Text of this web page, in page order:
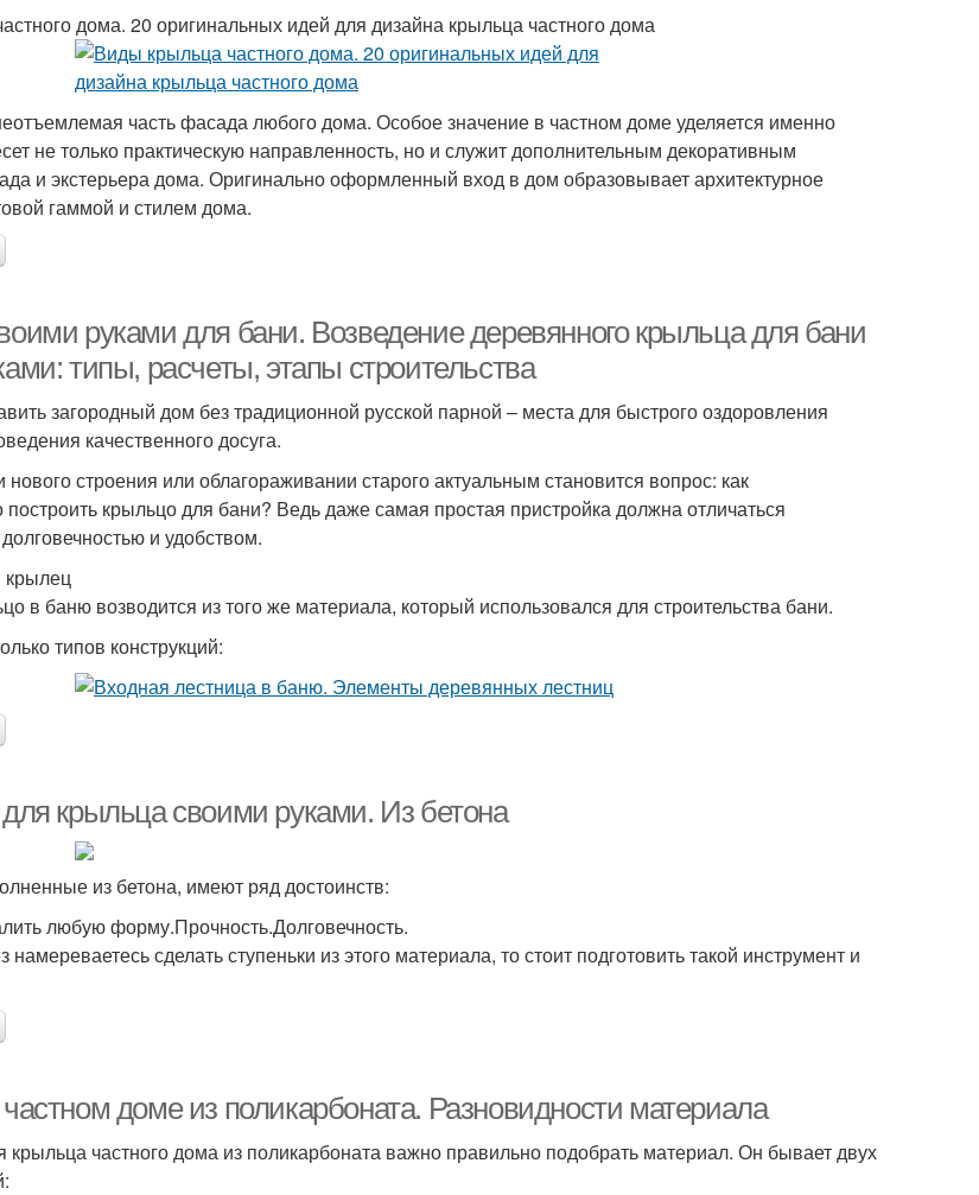
дома. 20 оригинальных идей для дизайна крыльца частного дома
часть фасада любого дома. Особое значение в частном доме уделяется именно
не только практическую направленность, но и служит дополнительным декоративным
и экстерьера дома. Оригинально оформленный вход в дом образовывает архитектурное
гаммой и стилем дома.
руками для бани. Возведение деревянного крыльца для бани
типы, расчеты, этапы строительства
загородный дом без традиционной русской парной – места для быстрого оздоровления
качественного досуга.
строения или облагораживании старого актуальным становится вопрос: как
построить крыльцо для бани? Ведь даже самая простая пристройка должна отличаться
и удобством.
в баню возводится из того же материала, который использовался для строительства бани.
типов конструкций:
крыльца своими руками. Из бетона
из бетона, имеют ряд достоинств:
любую форму.Прочность.Долговечность.
сделать ступеньки из этого материала, то стоит подготовить такой инструмент и
доме из поликарбоната. Разновидности материала
частного дома из поликарбоната важно правильно подобрать материал. Он бывает двух